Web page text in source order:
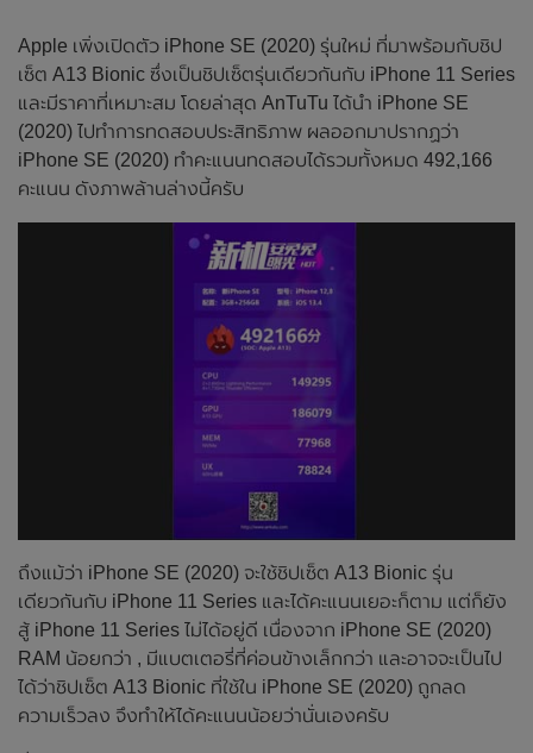
Apple เพิ่งเปิดตัว iPhone SE (2020) รุ่นใหม่ ที่มาพร้อมกับชิป
เซ็ต A13 Bionic ซึ่งเป็นชิปเซ็ตรุ่นเดียวกันกับ iPhone 11 Series
และมีราคาที่เหมาะสม โดยล่าสุด AnTuTu ได้นำ iPhone SE
(2020) ไปทำการทดสอบประสิทธิภาพ ผลออกมาปรากฏว่า
iPhone SE (2020) ทำคะแนนทดสอบได้รวมทั้งหมด 492,166
คะแนน ดังภาพล้านล่างนี้ครับ
ถึงแม้ว่า iPhone SE (2020) จะใช้ชิปเซ็ต A13 Bionic รุ่น
เดียวกันกับ iPhone 11 Series และได้คะแนนเยอะก็ตาม แต่ก็ยัง
สู้ iPhone 11 Series ไม่ได้อยู่ดี เนื่องจาก iPhone SE (2020)
RAM น้อยกว่า , มีแบตเตอรี่ที่ค่อนข้างเล็กกว่า และอาจจะเป็นไป
ได้ว่าชิปเซ็ต A13 Bionic ที่ใช้ใน iPhone SE (2020) ถูกลด
ความเร็วลง จึงทำให้ได้คะแนนน้อยว่านั่นเองครับ